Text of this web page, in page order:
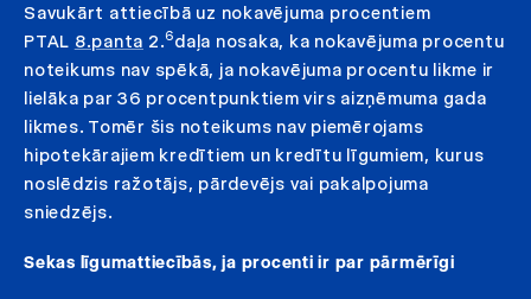
Savukārt attiecībā uz nokavējuma procentiem
PTAL 8.panta 2.6daļa nosaka, ka nokavējuma procentu
noteikums nav spēkā, ja nokavējuma procentu likme ir
lielāka par 36 procentpunktiem virs aizņēmuma gada
likmes. Tomēr šis noteikums nav piemērojams
hipotekārajiem kredītiem un kredītu līgumiem, kurus
noslēdzis ražotājs, pārdevējs vai pakalpojuma
sniedzējs.
Sekas līgumattiecībās, ja procenti ir par pārmērīgi